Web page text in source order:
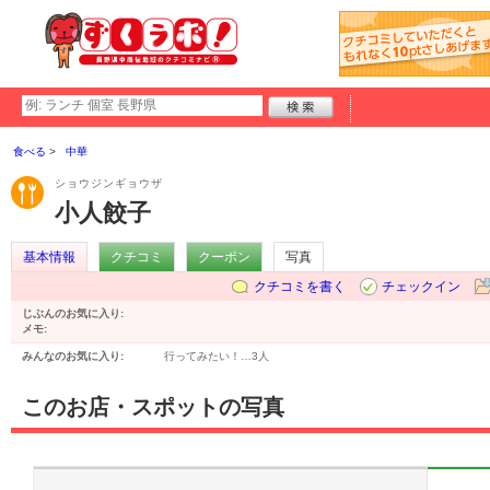
食べる 中華
ショウジンギョウザ
小人餃子
基本情報 クチコミ クーポン
写真
クチコミを書く
チェックイン
じぶんのお気に入り:
メモ:
みんなのお気に入り: 行ってみたい！… 3人
このお店・スポットの写真